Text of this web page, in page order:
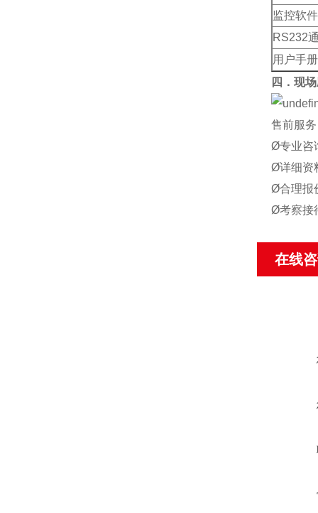
监控软
RS232
用户手
四．现
售前服
Ø专业咨
Ø详细资
Ø合理报
Ø考察接
在线